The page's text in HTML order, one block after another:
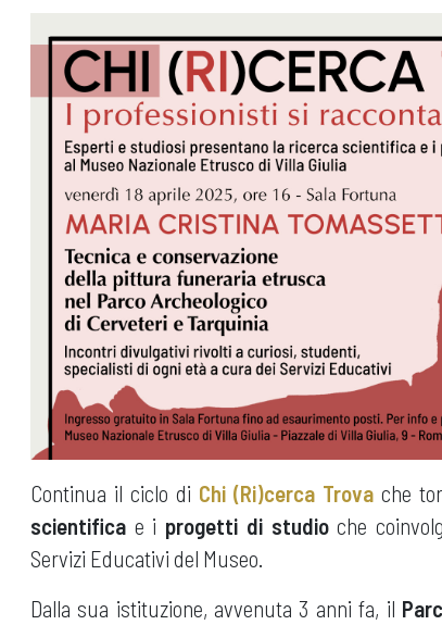
Continua il ciclo di Chi (Ri)cerca Trovache
scientifica e i progetti di studioche
Servizi Educativi del Museo.
Dalla sua istituzione, avvenuta 3 anni fa, il